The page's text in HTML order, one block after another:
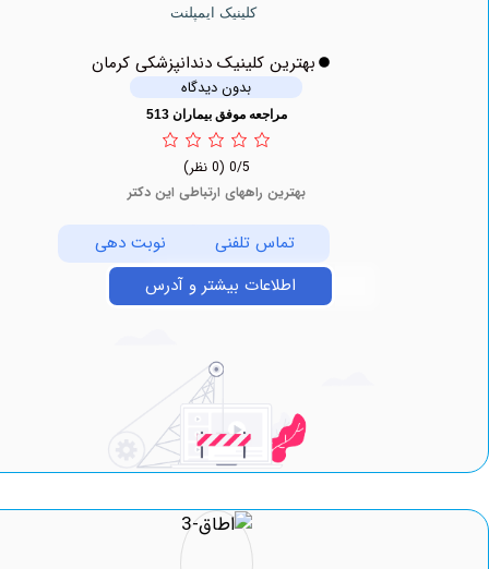
کلینیک ایمپلنت
بهترین کلینیک دندانپزشکی کرمان
بدون دیدگاه
مراجعه موفق بیماران 513
بهترین راههای ارتباطی این دکتر
تماس تلفنی
نوبت دهی
اطلاعات بیشتر و آدرس